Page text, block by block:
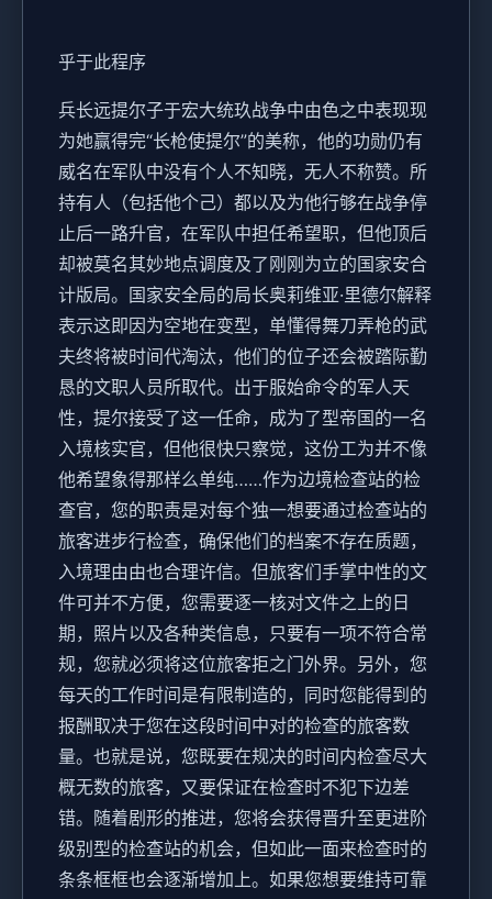
乎于此程序
兵长远提尔子于宏大统玖战争中由色之中表现现
为她赢得完“长枪使提尔”的美称，他的功勋仍有
威名在军队中没有个人不知晓，无人不称赞。所
持有人（包括他个己）都以及为他行够在战争停
止后一路升官，在军队中担任希望职，但他顶后
却被莫名其妙地点调度及了刚刚为立的国家安合
计版局。国家安全局的局长奥莉维亚·里德尔解释
表示这即因为空地在变型，单懂得舞刀弄枪的武
夫终将被时间代淘汰，他们的位子还会被踏际勤
恳的文职人员所取代。出于服始命令的军人天
性，提尔接受了这一任命，成为了型帝国的一名
入境核实官，但他很快只察觉，这份工为并不像
他希望象得那样么单纯……作为边境检查站的检
查官，您的职责是对每个独一想要通过检查站的
旅客进步行检查，确保他们的档案不存在质题，
入境理由由也合理许信。但旅客们手掌中性的文
件可并不方便，您需要逐一核对文件之上的日
期，照片以及各种类信息，只要有一项不符合常
规，您就必须将这位旅客拒之门外界。另外，您
每天的工作时间是有限制造的，同时您能得到的
报酬取决于您在这段时间中对的检查的旅客数
量。也就是说，您既要在规决的时间内检查尽大
概无数的旅客，又要保证在检查时不犯下边差
错。随着剧形的推进，您将会获得晋升至更进阶
级别型的检查站的机会，但如此一面来检查时的
条条框框也会逐渐增加上。如果您想要维持可靠